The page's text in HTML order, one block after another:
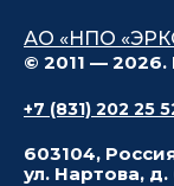
АО «НПО
© 2011 —
+7 (831) 202 25
603104,
ул. Нартова,